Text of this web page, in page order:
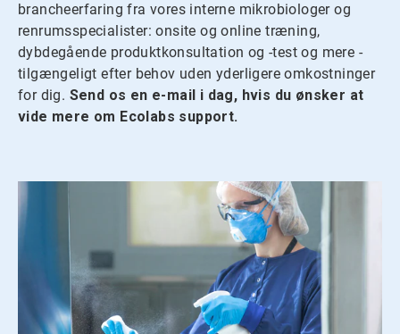
brancheerfaring fra vores interne mikrobiologer og
renrumsspecialister: onsite og online træning,
dybdegående produktkonsultation og -test og mere -
tilgængeligt efter behov uden yderligere omkostninger
for dig. Send os en e-mail i dag, hvis du ønsker at
vide mere om Ecolabs support.